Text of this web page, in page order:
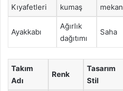
Kıyafetleri
kumaş
mekan
Ayakkabı
Ağırlık
dağıtımı
Saha
Takım
Adı
Renk
Tasarım
Stil